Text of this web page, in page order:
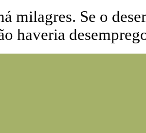
milagres. Se o
haveria